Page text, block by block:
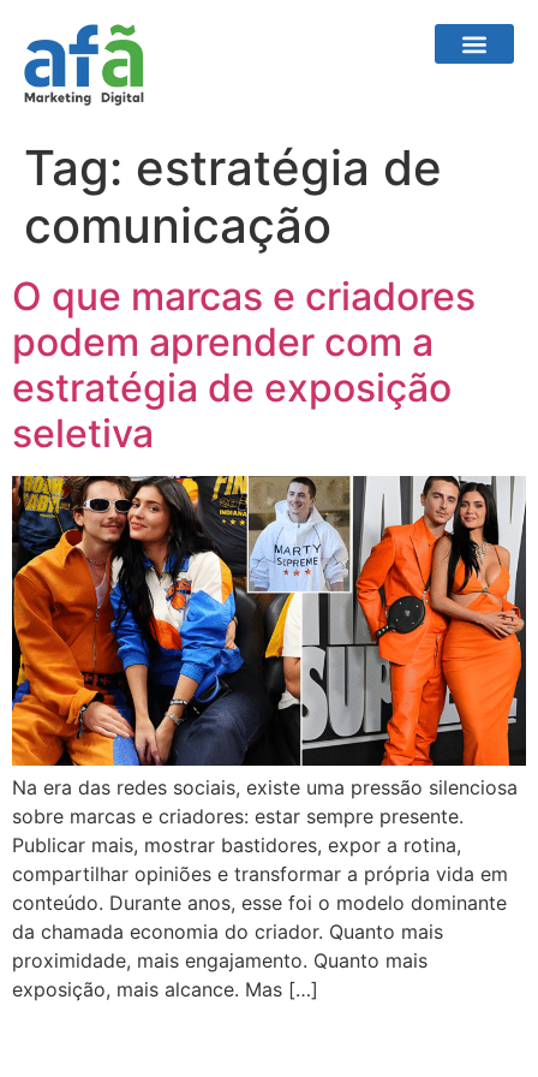
Tag: estratégia de
comunicação
O que marcas e criadores
podem aprender com a
estratégia de exposição
seletiva
Na era das redes sociais, existe uma pressão silenciosa
sobre marcas e criadores: estar sempre presente.
Publicar mais, mostrar bastidores, expor a rotina,
compartilhar opiniões e transformar a própria vida em
conteúdo. Durante anos, esse foi o modelo dominante
da chamada economia do criador. Quanto mais
proximidade, mais engajamento. Quanto mais
exposição, mais alcance. Mas […]